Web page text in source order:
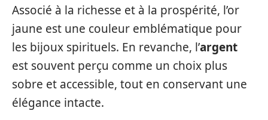
Associé à la richesse et à la prospérité, l’or
jaune est une couleur emblématique pour
les bijoux spirituels. En revanche, l’argent
est souvent perçu comme un choix plus
sobre et accessible, tout en conservant une
élégance intacte.